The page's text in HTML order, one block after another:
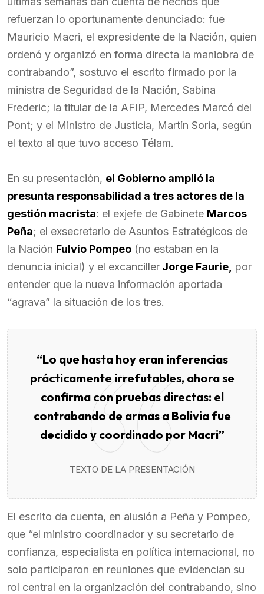
refuerzan lo oportunamente denunciado: fue
Mauricio Macri, el expresidente de la Nación, quien
ordenó y organizó en forma directa la maniobra de
contrabando”, sostuvo el escrito firmado por la
ministra de Seguridad de la Nación, Sabina
Frederic; la titular de la AFIP, Mercedes Marcó del
Pont; y el Ministro de Justicia, Martín Soria, según
el texto al que tuvo acceso Télam.
En su presentación, el Gobierno amplió la
presunta responsabilidad a tres actores de la
gestión macrista: el exjefe de Gabinete Marcos
Peña; el exsecretario de Asuntos Estratégicos de
la Nación Fulvio Pompeo (no estaban en la
denuncia inicial) y el excanciller Jorge Faurie, por
entender que la nueva información aportada
“agrava” la situación de los tres.
“Lo que hasta hoy eran inferencias
prácticamente irrefutables, ahora se
confirma con pruebas directas: el
contrabando de armas a Bolivia fue
decidido y coordinado por Macri”
TEXTO DE LA PRESENTACIÓN
El escrito da cuenta, en alusión a Peña y Pompeo,
que “el ministro coordinador y su secretario de
confianza, especialista en política internacional, no
solo participaron en reuniones que evidencian su
rol central en la organización del contrabando, sino